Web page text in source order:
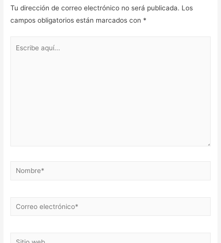
Tu dirección de correo electrónico no será publicada. Los
campos obligatorios están marcados con *
Nombre*
Correo
Sitio